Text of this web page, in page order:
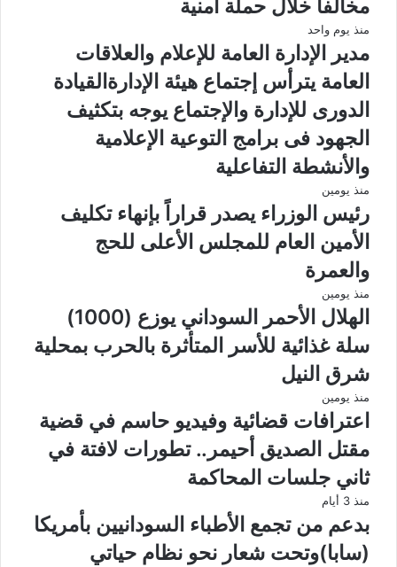
مخالفاً خلال حملة أمنية
منذ يوم واحد
مدير الإدارة العامة للإعلام والعلاقات
العامة يترأس إجتماع هيئة الإدارةالقيادة
الدورى للإدارة والإجتماع يوجه بتكثيف
الجهود فى برامج التوعية الإعلامية
والأنشطة التفاعلية
منذ يومين
رئيس الوزراء يصدر قراراً بإنهاء تكليف
الأمين العام للمجلس الأعلى للحج
والعمرة
منذ يومين
الهلال الأحمر السوداني يوزع (1000)
سلة غذائية للأسر المتأثرة بالحرب بمحلية
شرق النيل
منذ يومين
اعترافات قضائية وفيديو حاسم في قضية
مقتل الصديق أحيمر.. تطورات لافتة في
ثاني جلسات المحاكمة
منذ 3 أيام
بدعم من تجمع الأطباء السودانيين بأمريكا
(سابا)وتحت شعار نحو نظام حياتي